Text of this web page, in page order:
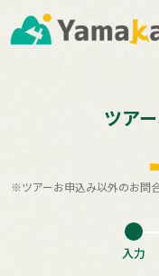
ツア
※ツアーお申込み以外のお問合
入力